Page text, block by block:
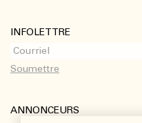
INFOLETTRE
ANNONCEURS